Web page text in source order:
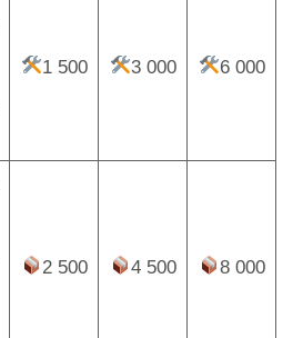
1 500 3 000 6 000
2 500 4 500 8 000